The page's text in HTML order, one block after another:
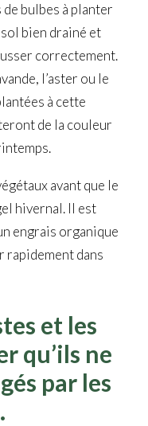
bulbes à planter
bien drainé et
correctement.
l’aster ou le
à cette
de la couleur
avant que le
hivernal. Il est
engrais organique
rapidement dans
et les
qu’ils ne
par les